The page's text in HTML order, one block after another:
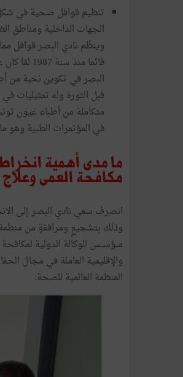
تنظيم قوافل صحية في شكل
الجهات الداخلية ومناطق
وينظّم نادي البصر قوافل
قائما
البصر في تكوين نخبة من
قبل الثورة وله تمثيليات
متكاملة من أطباء عيون
في المؤتمرات الطبية وهو
ما مدى أهمية
مكافحة العمى وعلاج
انصرف سعي نادي البصر إلى
وذلك بتشجيعٍ ومرافقةٍ من منظمة
مــؤســس للوكالة الدولية
والإقليمية العاملة في مجال
المنظمة العالمية للصحة.